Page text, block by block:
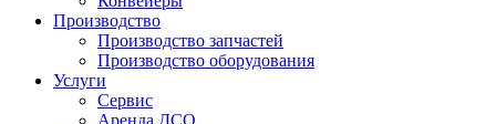
Производство
Производство запчастей
Производство оборудования
Услуги
Сервис
Аренда ДСО